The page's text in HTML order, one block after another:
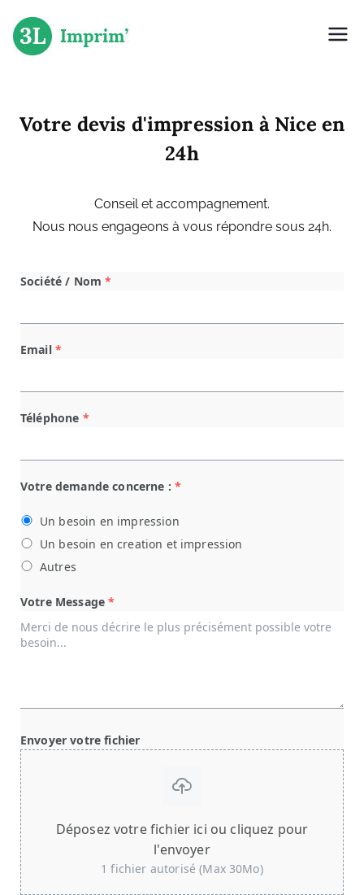
Votre devis d'impression à Nice en
24h
Conseil et accompagnement.
Nous nous engageons à vous répondre sous 24h.
Société / Nom *
Email *
Téléphone *
Votre demande concerne : *
Un besoin en impression
Un besoin en creation et impression
Autres
Votre Message *
Envoyer votre fichier
Déposez votre fichier ici ou cliquez pour
l'envoyer
1 fichier autorisé (Max 30Mo)